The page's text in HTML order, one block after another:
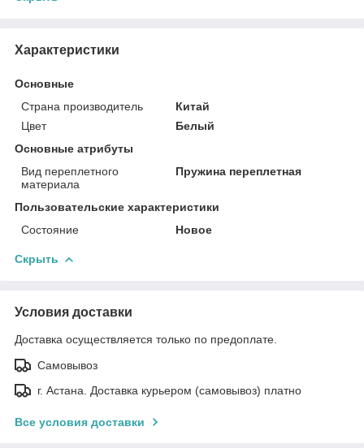
Характеристики
Основные
Страна производитель
Китай
Цвет
Белый
Основные атрибуты
Вид переплетного
материала
Пружина переплетная
Пользовательские характеристики
Состояние
Новое
Скрыть
Условия доставки
Доставка осуществляется только по предоплате.
Самовывоз
г. Астана. Доставка курьером (самовывоз) платно
Все условия доставки